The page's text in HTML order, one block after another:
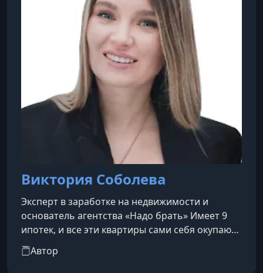
Виктория Соболева
Эксперт в заработке на недвижимости и
основатель агентства «Надо брать» Имеет 9
ипотек, и все эти квартиры сами себя окупают.
Уже 8 лет занимается посуточной арендой и
управляет 105 объектами недвижимости.
Автор